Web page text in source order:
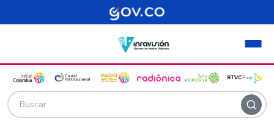
Pasar al contenido principal